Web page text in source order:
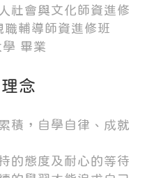
社會與文化師資進修
職輔導師資進修班
畢業
念
積，自學自律、成就
的態度及耐心的等待